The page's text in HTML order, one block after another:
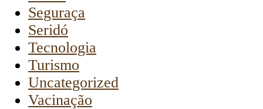
Seguraça
Seridó
Tecnologia
Turismo
Uncategorized
Vacinação